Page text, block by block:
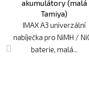
IMAX A3 univerzální
nabíječka pro NiMH /
baterie, malá...